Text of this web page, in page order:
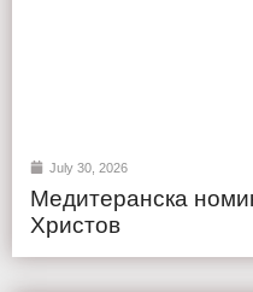
July 30, 2026
Медитеранска
Христов